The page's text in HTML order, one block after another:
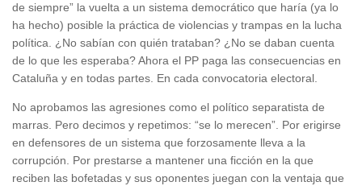
de siempre” la vuelta a un sistema democrático que haría (ya lo
ha hecho) posible la práctica de violencias y trampas en la lucha
política. ¿No sabían con quién trataban? ¿No se daban cuenta
de lo que les esperaba? Ahora el PP paga las consecuencias en
Cataluña y en todas partes. En cada convocatoria electoral.
No aprobamos las agresiones como el político separatista de
marras. Pero decimos y repetimos: “se lo merecen”. Por erigirse
en defensores de un sistema que forzosamente lleva a la
corrupción. Por prestarse a mantener una ficción en la que
reciben las bofetadas y sus oponentes juegan con la ventaja que